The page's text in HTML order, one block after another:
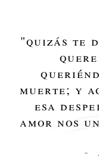
"quizás te
muerte; y
esa
amor nos
-